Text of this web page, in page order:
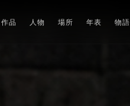
作品 人物 場所 年表 物語